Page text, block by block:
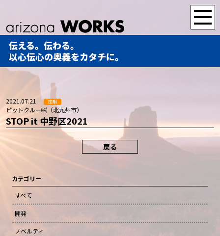
伝える。伝わる。
以心伝心の奥義をカタチに。
2021.07.21 印刷
ピットクルー㈱（北九州市）
STOP it 中野区2021
戻る
カテゴリー
すべて
開発
ノベルティ